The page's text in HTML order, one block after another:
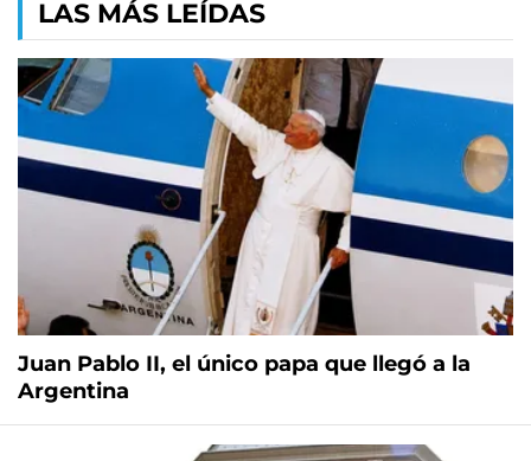
LAS MÁS LEÍDAS
Juan Pablo II, el único papa que llegó a la
Argentina